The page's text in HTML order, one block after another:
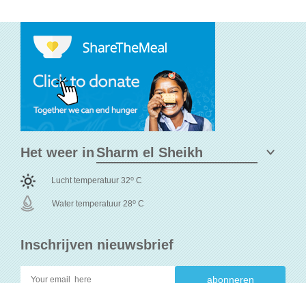
Inschrijven nieuwsbrief
Het weer in
Lucht temperatuur 32o C
Water temperatuur 28o C